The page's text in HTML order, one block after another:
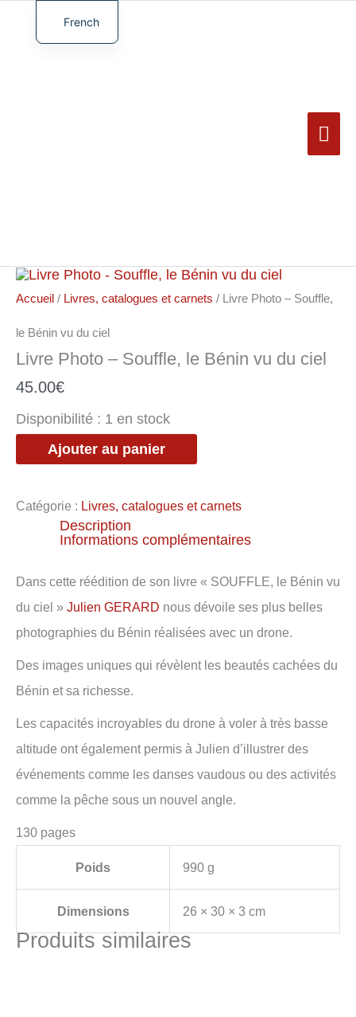
Aller
contenu
Accueil / Livres, catalogues et carnets / Livre Photo – Souffle,
le Bénin vu du ciel
Livre Photo – Souffle, le Bénin vu du ciel
45.00€
Disponibilité : 1 en stock
quantité
Livre
-
vu
ciel
Ajouter au panier
Catégorie : Livres, catalogues et carnets
Description
Informations complémentaires
Dans cette réédition de son livre « SOUFFLE, le Bénin vu
du ciel » Julien GERARD nous dévoile ses plus belles
photographies du Bénin réalisées avec un drone.
Des images uniques qui révèlent les beautés cachées du
Bénin et sa richesse.
Les capacités incroyables du drone à voler à très basse
altitude ont également permis à Julien d’illustrer des
événements comme les danses vaudous ou des activités
comme la pêche sous un nouvel angle.
130 pages
Poids 990 g
Dimensions 26 × 30 × 3 cm
Produits similaires
French
English